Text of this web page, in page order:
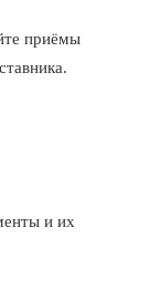
приёмы
и их